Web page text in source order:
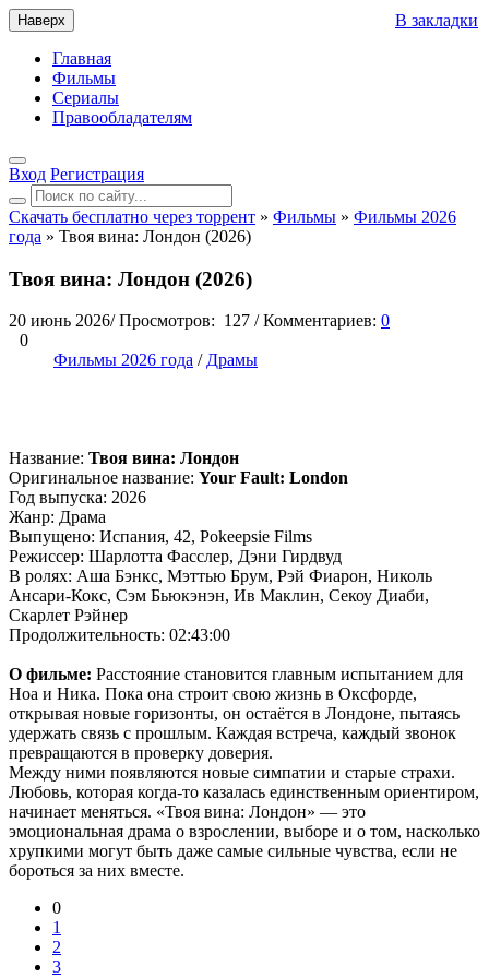
Наверх
Главная
Фильмы
Сериалы
Правообладателям
Вход Регистрация
Скачать бесплатно через торрент » Фильмы » Фильмы 2026
года » Твоя вина: Лондон (2026)
Твоя вина: Лондон (2026)
В закладки
20 июнь 2026/ Просмотров: 127 / Комментариев: 0
0
Фильмы 2026 года /Драмы
Название: Твоя вина: Лондон
Оригинальное название: Your Fault: London
Год выпуска: 2026
Жанр: Драма
Выпущено: Испания, 42, Pokeepsie Films
Режиссер: Шарлотта Фасслер, Дэни Гирдвуд
В ролях: Аша Бэнкс, Мэттью Брум, Рэй Фиарон, Николь
Ансари-Кокс, Сэм Бьюкэнэн, Ив Маклин, Секоу Диаби,
Скарлет Рэйнер
Продолжительность: 02:43:00
О фильме: Расстояние становится главным испытанием для
Ноа и Ника. Пока она строит свою жизнь в Оксфорде,
открывая новые горизонты, он остаётся в Лондоне, пытаясь
удержать связь с прошлым. Каждая встреча, каждый звонок
превращаются в проверку доверия.
Между ними появляются новые симпатии и старые страхи.
Любовь, которая когда‑то казалась единственным ориентиром,
начинает меняться. «Твоя вина: Лондон» — это
эмоциональная драма о взрослении, выборе и о том, насколько
хрупкими могут быть даже самые сильные чувства, если не
бороться за них вместе.
0
1
2
3